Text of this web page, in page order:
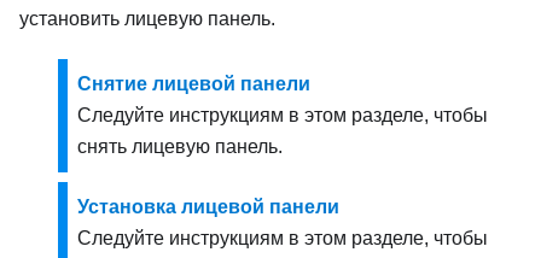
установить лицевую панель.
Снятие лицевой панели
Следуйте инструкциям в этом разделе, чтобы
снять лицевую панель.
Установка лицевой панели
Следуйте инструкциям в этом разделе, чтобы